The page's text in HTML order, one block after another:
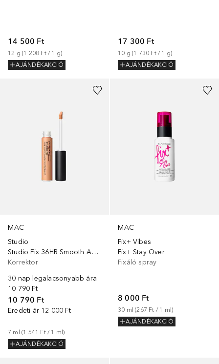
14 500 Ft
12 g (1 208 Ft / 1 g)
AJÁNDÉKAKCIÓ
17 300 Ft
10 g (1 730 Ft / 1 g)
AJÁNDÉKAKCIÓ
MAC
Studio
Studio Fix 36HR Smooth Angles Concealer
Korrektor
30 nap legalacsonyabb ára
10 790 Ft
10 790 Ft
Eredeti ár 12 000 Ft
7 ml (1 541 Ft / 1 ml)
AJÁNDÉKAKCIÓ
+41
MAC
Fix+ Vibes
Fix+ Stay Over
Fixáló spray
8 000 Ft
30 ml (267 Ft / 1 ml)
AJÁNDÉKAKCIÓ
+27